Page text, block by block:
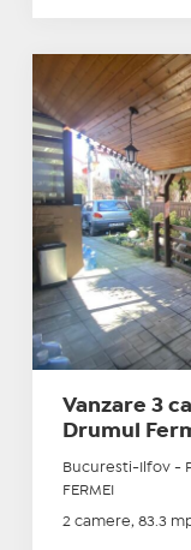
Vanzare 3
Drumul
Bucuresti-Ilfov -
FERMEI
2 camere, 83.3